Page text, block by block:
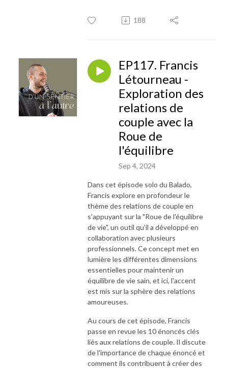
188
EP117. Francis
Létourneau -
Exploration des
relations de
couple avec la
Roue de
l'équilibre
Sep 4, 2024
Dans cet épisode solo du Balado,
Francis explore en profondeur le
thème des relations de couple en
s'appuyant sur la "Roue de l'équilibre
de vie", un outil qu'il a développé en
collaboration avec plusieurs
professionnels. Ce concept met en
lumière les différentes dimensions
essentielles pour maintenir un
équilibre de vie sain, et ici, l'accent
est mis sur la sphère des relations
amoureuses.
Au cours de cet épisode, Francis
passe en revue les 10 énoncés clés
liés aux relations de couple. Il discute
de l'importance de chaque énoncé et
comment ils contribuent à créer des